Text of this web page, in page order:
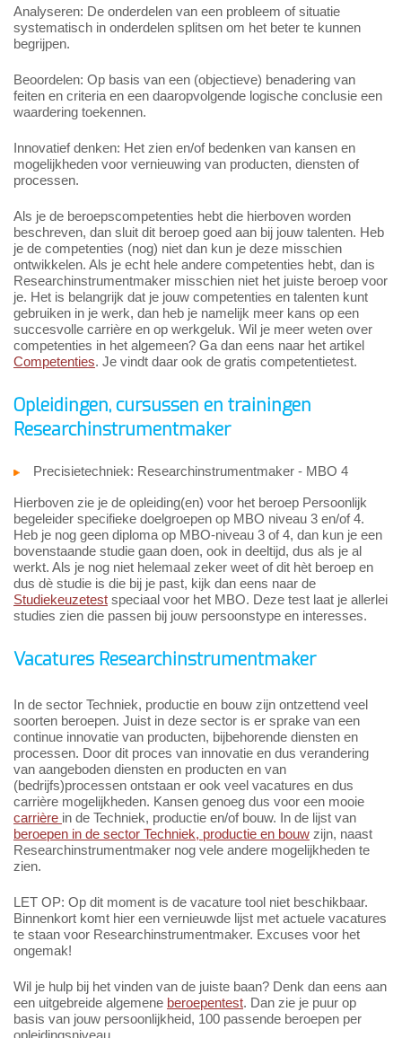
Analyseren: De onderdelen van een probleem of situatie
systematisch in onderdelen splitsen om het beter te kunnen
begrijpen.
Beoordelen: Op basis van een (objectieve) benadering van
feiten en criteria en een daaropvolgende logische conclusie een
waardering toekennen.
Innovatief denken: Het zien en/of bedenken van kansen en
mogelijkheden voor vernieuwing van producten, diensten of
processen.
Als je de beroepscompetenties hebt die hierboven worden
beschreven, dan sluit dit beroep goed aan bij jouw talenten. Heb
je de competenties (nog) niet dan kun je deze misschien
ontwikkelen. Als je echt hele andere competenties hebt, dan is
Researchinstrumentmaker misschien niet het juiste beroep voor
je. Het is belangrijk dat je jouw competenties en talenten kunt
gebruiken in je werk, dan heb je namelijk meer kans op een
succesvolle carrière en op werkgeluk. Wil je meer weten over
competenties in het algemeen? Ga dan eens naar het artikel
Competenties. Je vindt daar ook de gratis competentietest.
Opleidingen, cursussen en trainingen
Researchinstrumentmaker
Precisietechniek: Researchinstrumentmaker - MBO 4
Hierboven zie je de opleiding(en) voor het beroep Persoonlijk
begeleider specifieke doelgroepen op MBO niveau 3 en/of 4.
Heb je nog geen diploma op MBO-niveau 3 of 4, dan kun je een
bovenstaande studie gaan doen, ook in deeltijd, dus als je al
werkt. Als je nog niet helemaal zeker weet of dit hèt beroep en
dus dè studie is die bij je past, kijk dan eens naar de
Studiekeuzetest speciaal voor het MBO. Deze test laat je allerlei
studies zien die passen bij jouw persoonstype en interesses.
Vacatures Researchinstrumentmaker
In de sector Techniek, productie en bouw zijn ontzettend veel
soorten beroepen. Juist in deze sector is er sprake van een
continue innovatie van producten, bijbehorende diensten en
processen. Door dit proces van innovatie en dus verandering
van aangeboden diensten en producten en van
(bedrijfs)processen ontstaan er ook veel vacatures en dus
carrière mogelijkheden. Kansen genoeg dus voor een mooie
carrière in de Techniek, productie en/of bouw. In de lijst van
beroepen in de sector Techniek, productie en bouw zijn, naast
Researchinstrumentmaker nog vele andere mogelijkheden te
zien.
LET OP: Op dit moment is de vacature tool niet beschikbaar.
Binnenkort komt hier een vernieuwde lijst met actuele vacatures
te staan voor Researchinstrumentmaker. Excuses voor het
ongemak!
Wil je hulp bij het vinden van de juiste baan? Denk dan eens aan
een uitgebreide algemene beroepentest. Dan zie je puur op
basis van jouw persoonlijkheid, 100 passende beroepen per